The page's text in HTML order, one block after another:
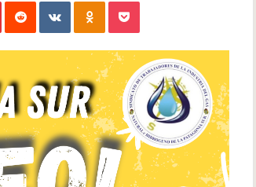
PinterestReddit VKontakteOdnoklassniki
Pocket